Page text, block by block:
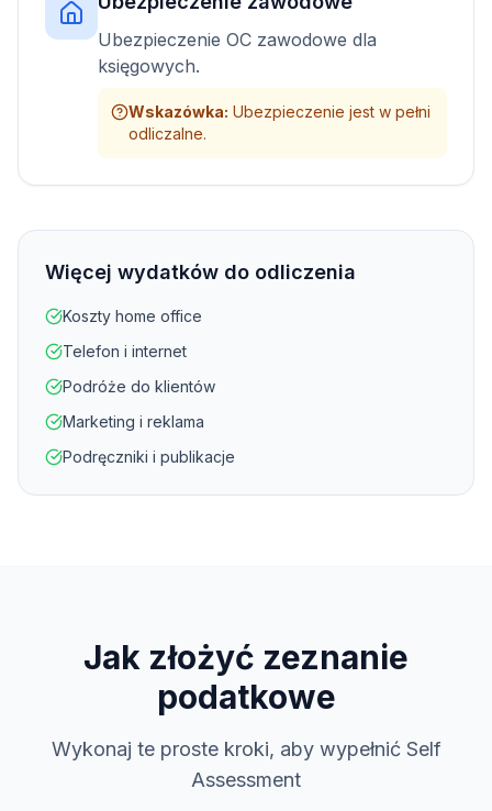
Ubezpieczenie OC zawodowe dla
księgowych.
Wskazówka: Ubezpieczenie jest w pełni
odliczalne.
Więcej wydatków do odliczenia
Koszty home office
Telefon i internet
Podróże do klientów
Marketing i reklama
Podręczniki i publikacje
Jak złożyć zeznanie
podatkowe
Wykonaj te proste kroki, aby wypełnić Self
Assessment